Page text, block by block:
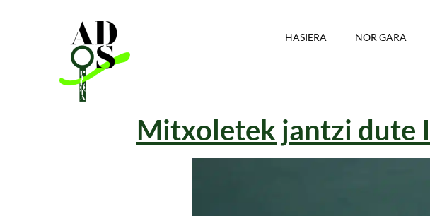
HASIERA NOR GARA
Mitxoletek jantzi dute